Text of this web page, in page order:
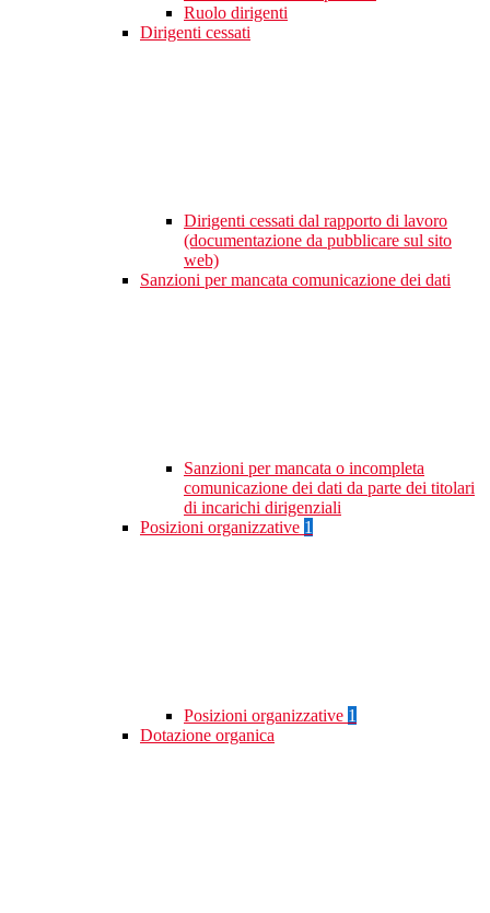
Ruolo dirigenti
Dirigenti cessati
Dirigenti cessati dal rapporto di lavoro
(documentazione da pubblicare sul sito
web)
Sanzioni per mancata comunicazione dei dati
Sanzioni per mancata o incompleta
comunicazione dei dati da parte dei titolari
di incarichi dirigenziali
Posizioni organizzative 1
Posizioni organizzative 1
Dotazione organica